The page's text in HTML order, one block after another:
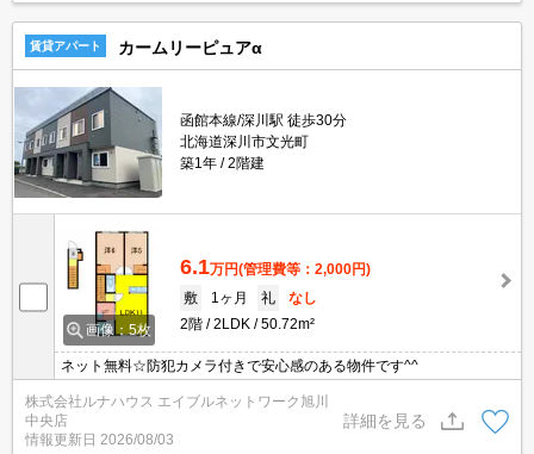
賃貸アパート カームリーピュアα
函館本線/深川駅 徒歩30分
北海道深川市文光町
築1年
2階建
画像：5枚
6.1万円(管理費等：2,000円)
敷
1ヶ月 礼
なし
2階
2LDK 50.72m²
ネット無料☆防犯カメラ付きで安心感のある物件です^^
株式会社ルナハウス エイブルネットワーク旭川
中央店
情報更新日 2026/08/03
詳細を見る